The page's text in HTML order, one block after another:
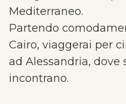
Mediterraneo.
Partendo
Cairo, viaggerai per
ad Alessandria, dove
incontrano.